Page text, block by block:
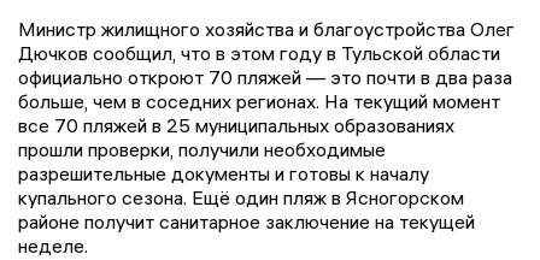
Министр жилищного хозяйства и благоустройства Олег
Дючков сообщил, что в этом году в Тульской области
официально откроют 70 пляжей — это почти в два раза
больше, чем в соседних регионах. На текущий момент
все 70 пляжей в 25 муниципальных образованиях
прошли проверки, получили необходимые
разрешительные документы и готовы к началу
купального сезона. Ещё один пляж в Ясногорском
районе получит санитарное заключение на текущей
неделе.